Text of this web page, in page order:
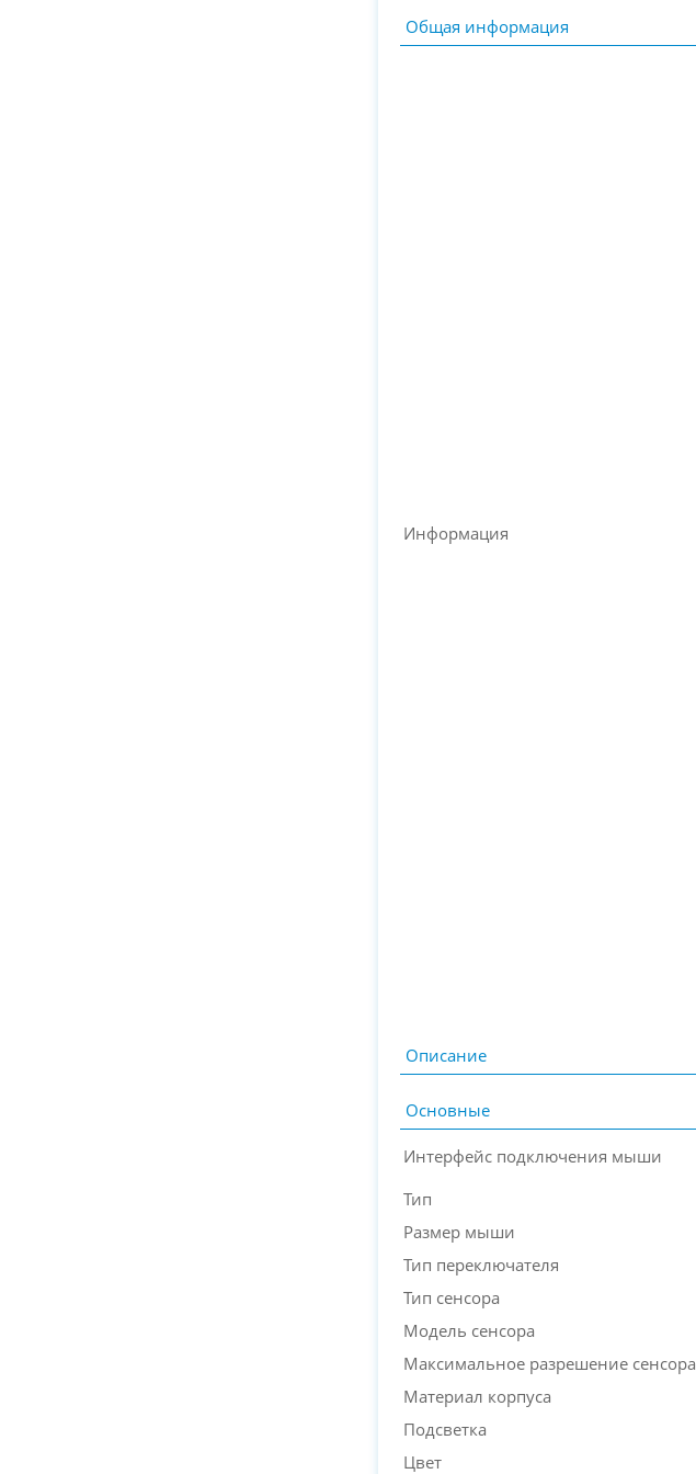
Общая информация
Информация
Описание
Основные
Интерфейс подключения мыши
Тип
Размер мыши
Тип переключателя
Тип сенсора
Модель сенсора
Максимальное разрешение сенсора
Материал корпуса
Подсветка
Цвет